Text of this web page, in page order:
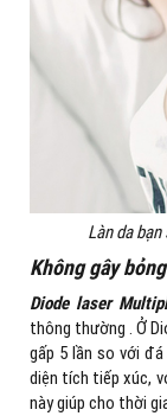
Làn da
Không gây
Diode laser
thông thường . Ở
gấp 5 lần so với
diện tích tiếp xúc,
này giúp cho thời